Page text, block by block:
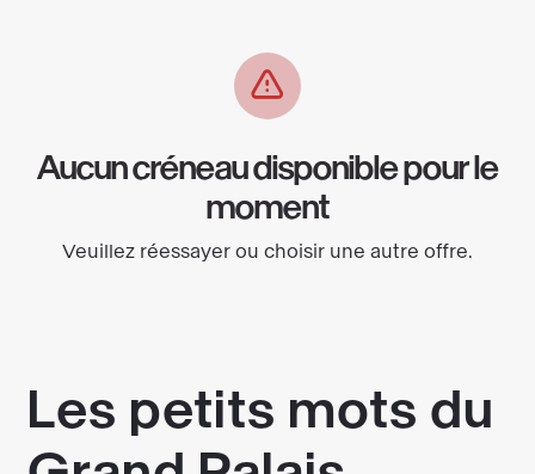
Aucun créneau disponible pour le
moment
Veuillez réessayer ou choisir une autre offre.